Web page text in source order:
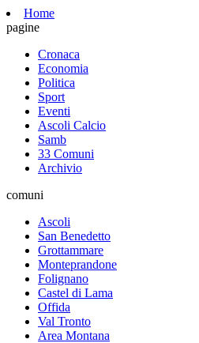
Home
pagine
Cronaca
Economia
Politica
Sport
Eventi
Ascoli Calcio
Samb
33 Comuni
Archivio
comuni
Ascoli
San Benedetto
Grottammare
Monteprandone
Folignano
Castel di Lama
Offida
Val Tronto
Area Montana